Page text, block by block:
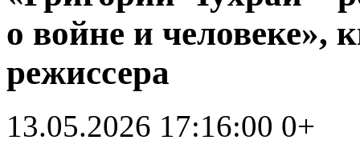
о войне и человеке»,
режиссера
13.05.2026 17:16:00 0+